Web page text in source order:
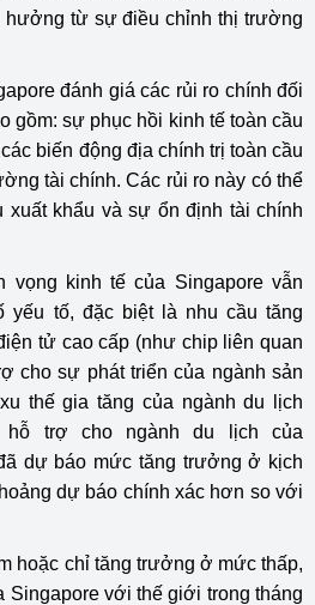
hưởng từ sự điều chỉnh thị trường
đánh giá các rủi ro chính đối
gồm: sự phục hồi kinh tế toàn cầu
biến động địa chính trị toàn cầu
tài chính. Các rủi ro này có thể
khẩu và sự ổn định tài chính
vọng kinh tế của Singapore vẫn
tố, đặc biệt là nhu cầu tăng
tử cao cấp (như chip liên quan
cho sự phát triển của ngành sản
thế gia tăng của ngành du lịch
trợ cho ngành du lịch của
dự báo mức tăng trưởng ở kịch
dự báo chính xác hơn so với
hoặc chỉ tăng trưởng ở mức thấp,
Singapore với thế giới trong tháng